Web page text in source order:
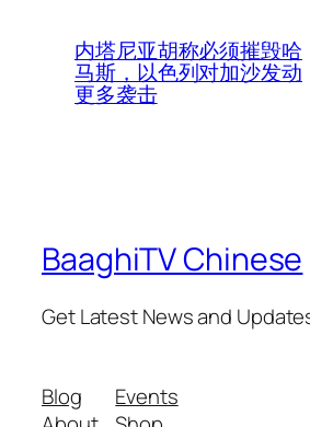
内塔尼亚胡称必须摧毁哈
马斯，以色列对加沙发动
更多袭击
BaaghiTV Chinese
Get Latest News and
Blog
Events